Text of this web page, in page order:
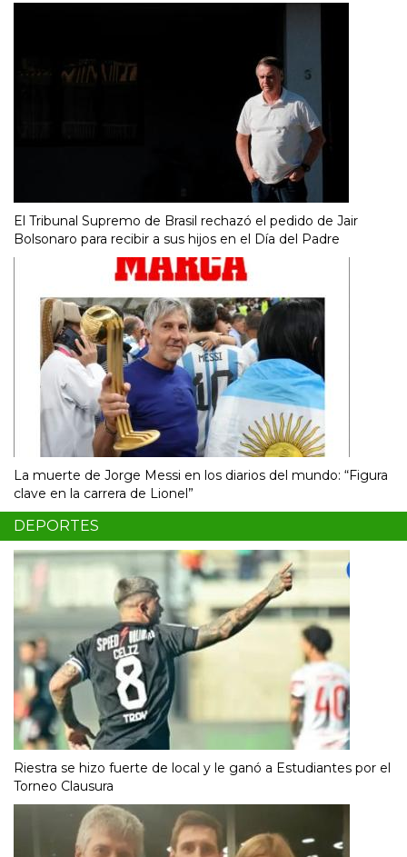
El Tribunal Supremo de Brasil rechazó el pedido de Jair
Bolsonaro para recibir a sus hijos en el Día del Padre
La muerte de Jorge Messi en los diarios del mundo: “Figura
clave en la carrera de Lionel”
DEPORTES
Riestra se hizo fuerte de local y le ganó a Estudiantes por el
Torneo Clausura